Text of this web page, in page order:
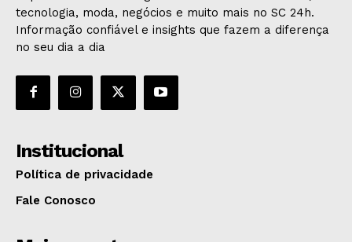
tecnologia, moda, negócios e muito mais no SC 24h.
Informação confiável e insights que fazem a diferença
no seu dia a dia
Institucional
Política de privacidade
Fale Conosco